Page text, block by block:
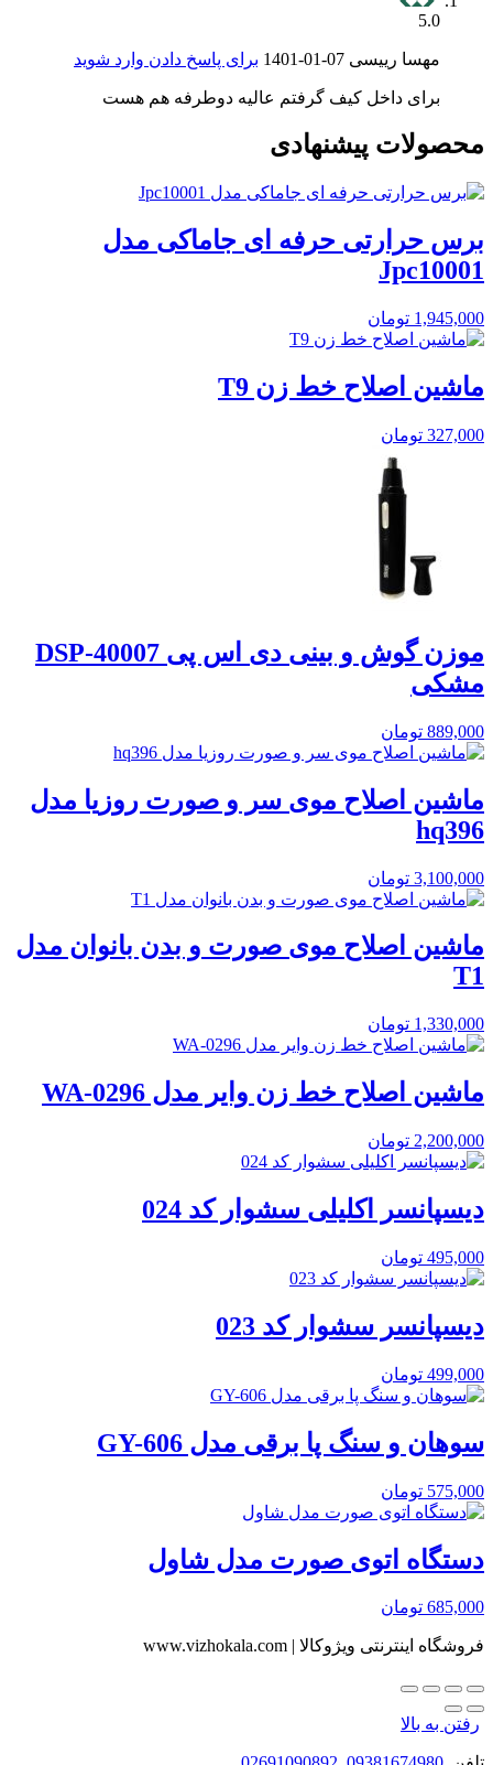
5.0
مهسا رییسی 1401-01-07 برای پاسخ دادن وارد شوید
برای داخل کیف گرفتم عالیه دوطرفه هم هست
محصولات پیشنهادی
برس حرارتی حرفه ای جاماکی مدل
Jpc10001
1,945,000 تومان
ماشین اصلاح خط زن T9
327,000 تومان
موزن گوش و بینی دی اس پی DSP-40007
مشکی
889,000 تومان
ماشین اصلاح موی سر و صورت روزیا مدل
hq396
3,100,000 تومان
ماشین اصلاح موی صورت و بدن بانوان مدل
T1
1,330,000 تومان
ماشین اصلاح خط زن وایر مدل WA-0296
2,200,000 تومان
دیسپانسر اکلیلی سشوار کد 024
495,000 تومان
دیسپانسر سشوار کد 023
499,000 تومان
سوهان و سنگ پا برقی مدل GY-606
575,000 تومان
دستگاه اتوی صورت مدل شاول
685,000 تومان
فروشگاه اینترنتی ویژوکالا | www.vizhokala.com
رفتن به بالا